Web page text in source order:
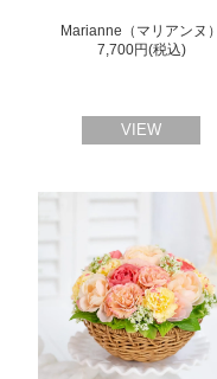
Marianne（マリアンヌ）
7,700円(税込)
VIEW